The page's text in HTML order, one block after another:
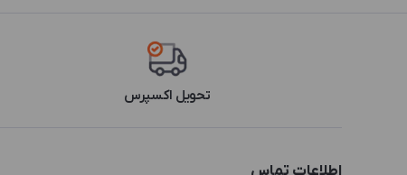
تحویل اکسپرس